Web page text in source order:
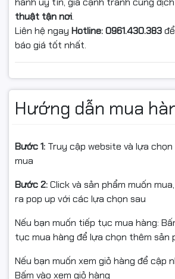
thuật tận nơi.
Liên hệ ngay Hotline: 0961.430.383
báo giá tốt nhất.
Hướng dẫn mua
Bước 1: Truy cập website và lựa
mua
Bước 2:Click và sản phẩm muốn
ra pop up với các lựa chọn sau
Nếu bạn muốn tiếp tục mua hàng:
tục mua hàng để lựa chọn thêm sản
Nếu bạn muốn xem giỏ hàng để cập
Bấm vào xem giỏ hàng